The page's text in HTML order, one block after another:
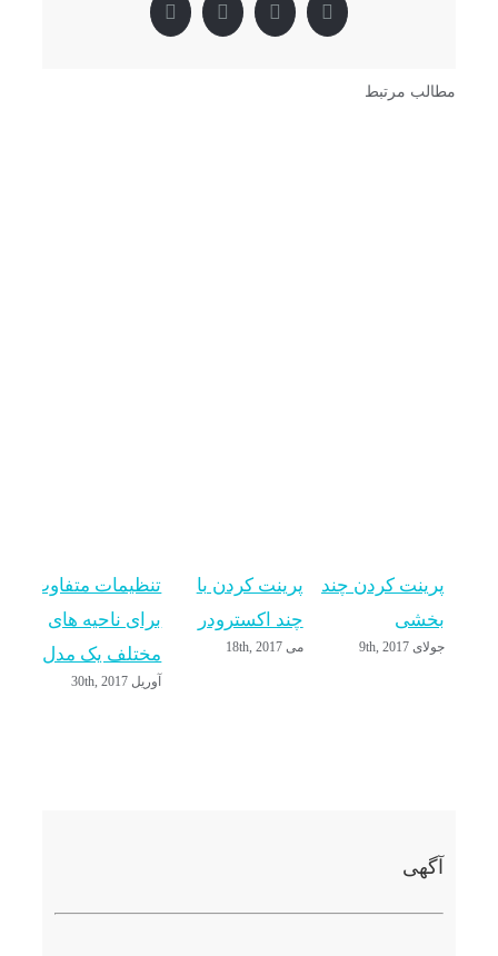
Facebook
Twitter
LinkedIn
Pinterest
مطالب مرتبط
پرینت کردن چند
بخشی
جولای 9th, 2017
پرینت کردن با
چند اکسترودر
می 18th, 2017
تنظیمات متفاوت
برای ناحیه های
مختلف یک مدل
آوریل 30th, 2017
آگهی